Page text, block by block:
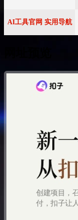
AI工具官网 实用导航